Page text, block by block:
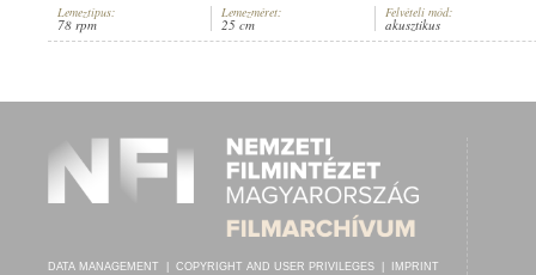
ARTIST:
RECORD NUMBER:
Lemeztípus:
78 rpm
Lemezméret:
25 cm
Felvételi mód:
akusztikus
DATA MANAGEMENT COPYRIGHT AND USER PRIVILEGES IMPRINT